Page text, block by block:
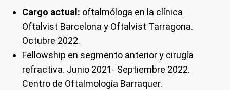
Cargo actual: oftalmóloga en la clínica
Oftalvist Barcelona y Oftalvist Tarragona.
Octubre 2022.
Fellowship en segmento anterior y cirugía
refractiva. Junio 2021- Septiembre 2022.
Centro de Oftalmología Barraquer.